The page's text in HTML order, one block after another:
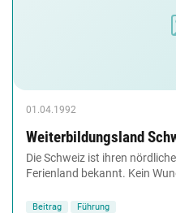
01.04.1992
Weiterbildungsland
Die Schweiz ist ihren
Ferienland bekannt. Kein
Beitrag Führung